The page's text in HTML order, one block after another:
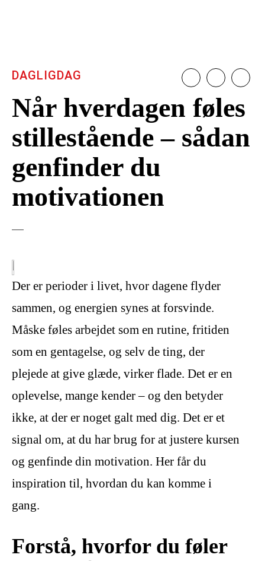
Når hverdagen føles
stillestående – sådan
genfinder du
motivationen
DAGLIGDAG
Der er perioder i livet, hvor dagene flyder
sammen, og energien synes at forsvinde.
Måske føles arbejdet som en rutine, fritiden
som en gentagelse, og selv de ting, der
plejede at give glæde, virker flade. Det er en
oplevelse, mange kender – og den betyder
ikke, at der er noget galt med dig. Det er et
signal om, at du har brug for at justere kursen
og genfinde din motivation. Her får du
inspiration til, hvordan du kan komme i
gang.
Forstå, hvorfor du føler